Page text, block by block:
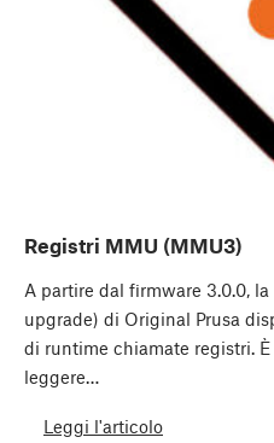
Registri MMU (MMU3)
A partire dal firmware 3.0.0,
upgrade) di Original Prusa
di runtime chiamate registri.
leggere…
Leggi l'articolo